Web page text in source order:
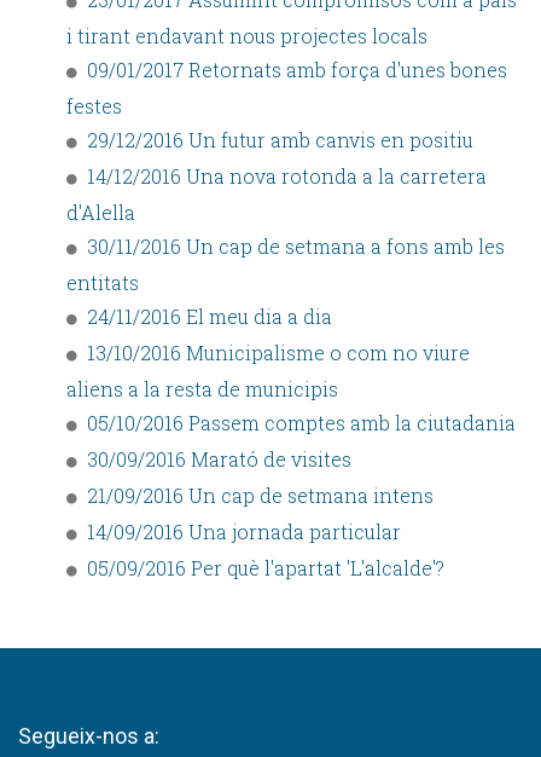
i tirant endavant nous projectes locals
09/01/2017 Retornats amb força d'unes bones
festes
29/12/2016 Un futur amb canvis en positiu
14/12/2016 Una nova rotonda a la carretera
d'Alella
30/11/2016 Un cap de setmana a fons amb les
entitats
24/11/2016 El meu dia a dia
13/10/2016 Municipalisme o com no viure
aliens a la resta de municipis
05/10/2016 Passem comptes amb la ciutadania
30/09/2016 Marató de visites
21/09/2016 Un cap de setmana intens
14/09/2016 Una jornada particular
05/09/2016 Per què l'apartat 'L'alcalde'?
Segueix-nos a: